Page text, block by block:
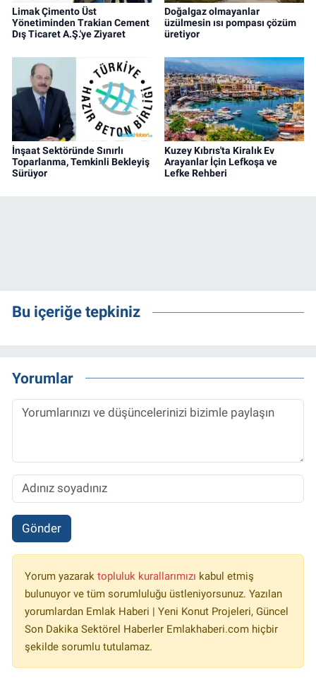
Limak Çimento Üst
Yönetiminden Trakian Cement
Dış Ticaret A.Ş.'ye Ziyaret
Doğalgaz olmayanlar
üzülmesin ısı pompası çözüm
üretiyor
İnşaat Sektöründe Sınırlı
Toparlanma, Temkinli Bekleyiş
Sürüyor
Kuzey Kıbrıs'ta Kiralık Ev
Arayanlar İçin Lefkoşa ve
Lefke Rehberi
Bu içeriğe tepkiniz
Yorumlar
Gönder
Yorum yazarak topluluk kurallarımızı kabul etmiş
bulunuyor ve tüm sorumluluğu üstleniyorsunuz. Yazılan
yorumlardan Emlak Haberi | Yeni Konut Projeleri, Güncel
Son Dakika Sektörel Haberler Emlakhaberi.com hiçbir
şekilde sorumlu tutulamaz.